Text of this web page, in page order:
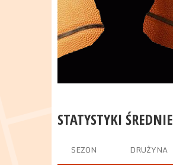
STATYSTYKI ŚREDNIE
SEZON DRUŻYNA